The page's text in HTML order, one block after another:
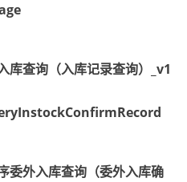
库查询（入库记录查询）_v1
委外入库查询（委外入库确